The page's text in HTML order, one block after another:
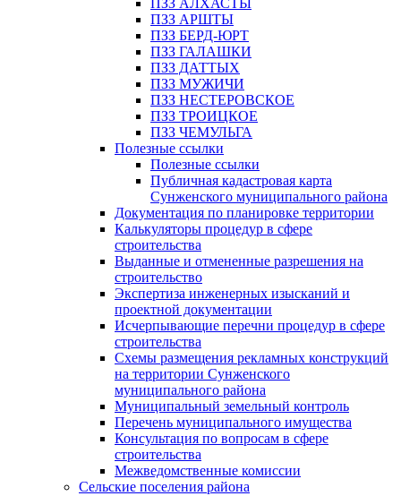
ПЗЗ АЛХАСТЫ
ПЗЗ АРШТЫ
ПЗЗ БЕРД-ЮРТ
ПЗЗ ГАЛАШКИ
ПЗЗ ДАТТЫХ
ПЗЗ МУЖИЧИ
ПЗЗ НЕСТЕРОВСКОЕ
ПЗЗ ТРОИЦКОЕ
ПЗЗ ЧЕМУЛЬГА
Полезные ссылки
Полезные ссылки
Публичная кадастровая карта
Сунженского муниципального района
Документация по планировке территории
Калькуляторы процедур в сфере
строительства
Выданные и отмененные разрешения на
строительство
Экспертиза инженерных изысканий и
проектной документации
Исчерпывающие перечни процедур в сфере
строительства
Схемы размещения рекламных конструкций
на территории Сунженского
муниципального района
Муниципальный земельный контроль
Перечень муниципального имущества
Консультация по вопросам в сфере
строительства
Межведомственные комиссии
Сельские поселения района